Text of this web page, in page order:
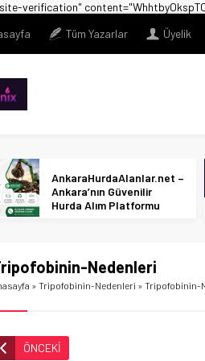
verification"
Tüm Yazarlar Üyelik
AnkaraHurdaAlanlar.net –
Ankara’nın Güvenilir
Hurda Alım Platformu
Nedenleri
» Tripofobinin-Nedenleri » Tripofobinin-
ÖNCEKİ